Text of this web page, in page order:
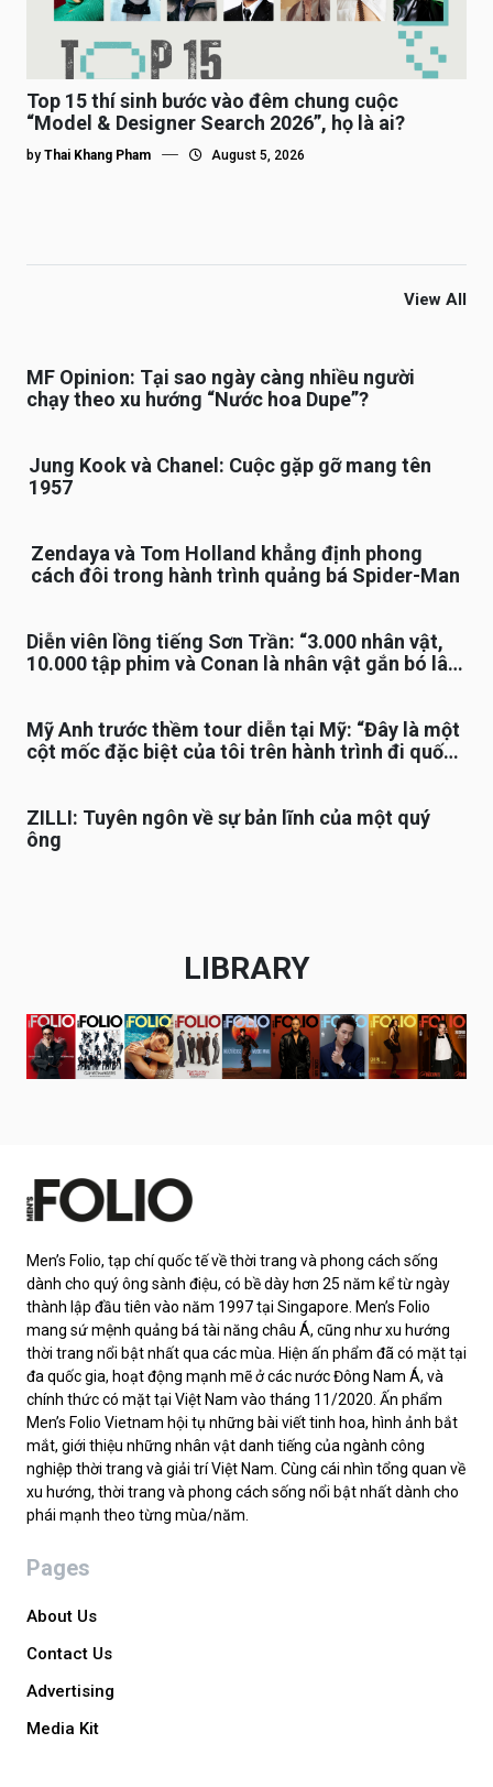
Top 15 thí sinh bước vào đêm chung cuộc
“Model & Designer Search 2026”, họ là ai?
by Thai Khang Pham August 5, 2026
View All
MF Opinion: Tại sao ngày càng nhiều người
chạy theo xu hướng “Nước hoa Dupe”?
Jung Kook và Chanel: Cuộc gặp gỡ mang tên
1957
Zendaya và Tom Holland khẳng định phong
cách đôi trong hành trình quảng bá Spider-Man
Diễn viên lồng tiếng Sơn Trần: “3.000 nhân vật,
10.000 tập phim và Conan là nhân vật gắn bó lâu
Mỹ Anh trước thềm tour diễn tại Mỹ: “Đây là một
cột mốc đặc biệt của tôi trên hành trình đi quốc
ZILLI: Tuyên ngôn về sự bản lĩnh của một quý
ông
LIBRARY
Men’s Folio, tạp chí quốc tế về thời trang và phong cách sống
dành cho quý ông sành điệu, có bề dày hơn 25 năm kể từ ngày
thành lập đầu tiên vào năm 1997 tại Singapore. Men’s Folio
mang sứ mệnh quảng bá tài năng châu Á, cũng như xu hướng
thời trang nổi bật nhất qua các mùa. Hiện ấn phẩm đã có mặt tại
đa quốc gia, hoạt động mạnh mẽ ở các nước Đông Nam Á, và
chính thức có mặt tại Việt Nam vào tháng 11/2020. Ấn phẩm
Men’s Folio Vietnam hội tụ những bài viết tinh hoa, hình ảnh bắt
mắt, giới thiệu những nhân vật danh tiếng của ngành công
nghiệp thời trang và giải trí Việt Nam. Cùng cái nhìn tổng quan về
xu hướng, thời trang và phong cách sống nổi bật nhất dành cho
phái mạnh theo từng mùa/năm.
Pages
About Us
Contact Us
Advertising
Media Kit